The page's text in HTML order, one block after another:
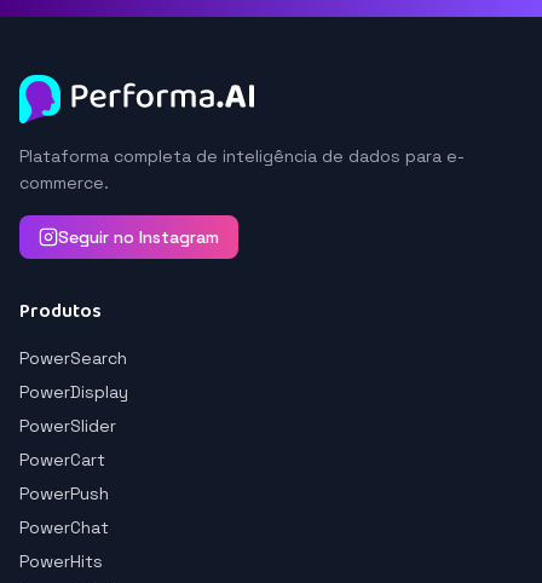
Plataforma completa de inteligência de dados para e-
commerce.
Seguir no Instagram
Produtos
PowerSearch
PowerDisplay
PowerSlider
PowerCart
PowerPush
PowerChat
PowerHits